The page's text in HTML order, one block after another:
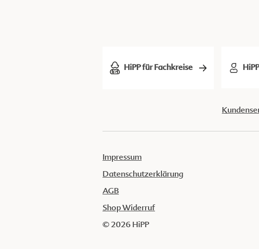
HiPP für Fachkreise
Impressum
Datenschutzerklärung
AGB
Shop Widerruf
© 2026 HiPP